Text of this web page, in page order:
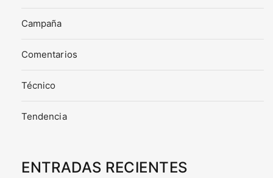
Campaña
Comentarios
Técnico
Tendencia
ENTRADAS RECIENTES